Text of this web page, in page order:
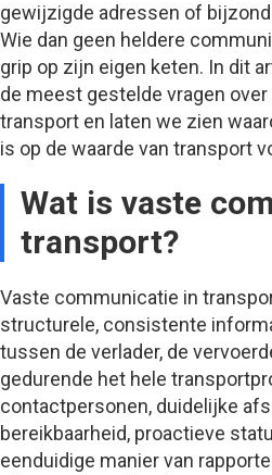
gewijzigde adressen of
Wie dan geen heldere
grip op zijn eigen keten. In dit
de meest gestelde vragen
transport en laten we zien
is op de waarde van transport
Wat is vaste
transport?
Vaste communicatie in
structurele, consistente
tussen de verlader, de
gedurende het hele
contactpersonen, duidelijke
bereikbaarheid, proactieve
eenduidige manier van